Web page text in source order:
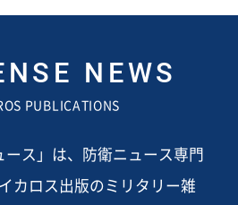
NEWS
PUBLICATIONS
ース」は、防衛ニュース専門
カロス出版のミリタリー雑